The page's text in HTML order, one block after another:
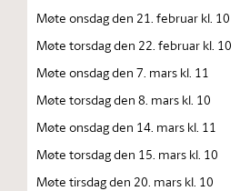
Møte onsdag den 21. februar kl. 10
Møte torsdag den 22. februar kl. 10
Møte onsdag den 7. mars kl. 11
Møte torsdag den 8. mars kl. 10
Møte onsdag den 14. mars kl. 11
Møte torsdag den 15. mars kl. 10
Møte tirsdag den 20. mars kl. 10